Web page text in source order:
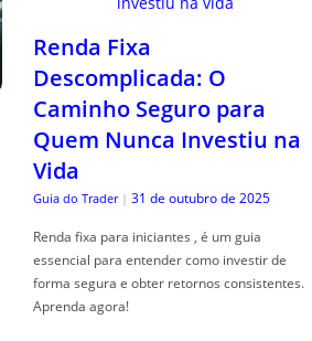
Renda Fixa
Descomplicada: O
Caminho Seguro para
Quem Nunca Investiu na
Vida
Guia do Trader | 31 de outubro de 2025
Renda fixa para iniciantes , é um guia
essencial para entender como investir de
forma segura e obter retornos consistentes.
Aprenda agora!